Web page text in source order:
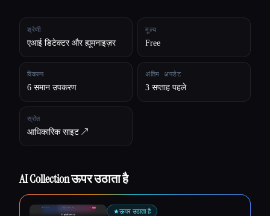
श्रेणी
एआई डिटेक्टर और ह्यूमनाइज़र
मूल्य
Free
विकल्प
6 समान उपकरण
अंतिम अपडेट
3 सप्ताह पहले
स्रोत
आधिकारिक साइट ↗︎
AI Collection ऊपर उठाता है
★ऊपर उठाता है